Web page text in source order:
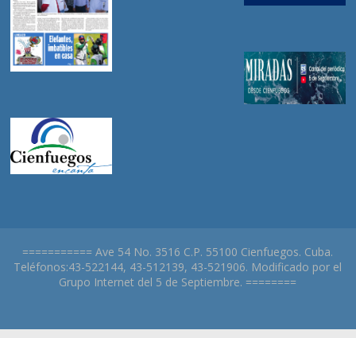
=========== Ave 54 No. 3516 C.P. 55100 Cienfuegos. Cuba.
Teléfonos:43-522144, 43-512139, 43-521906. Modificado por el
Grupo Internet del 5 de Septiembre. ========